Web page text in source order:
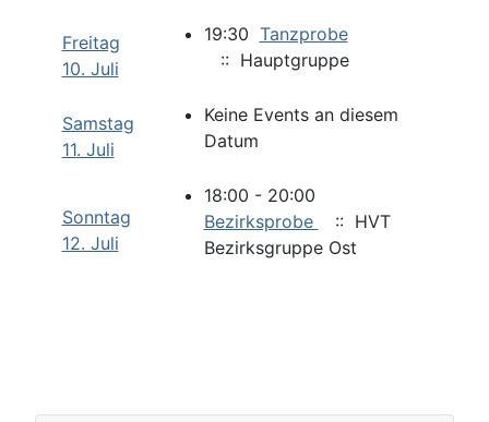
Freitag
10. Juli
19:30 Tanzprobe
:: Hauptgruppe
Samstag
11. Juli
Keine Events an diesem
Datum
Sonntag
12. Juli
18:00 - 20:00
Bezirksprobe
:: HVT
Bezirksgruppe Ost